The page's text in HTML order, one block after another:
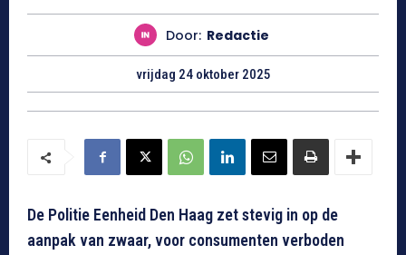
Door: Redactie
vrijdag 24 oktober 2025
De Politie Eenheid Den Haag zet stevig in op de
aanpak van zwaar, voor consumenten verboden